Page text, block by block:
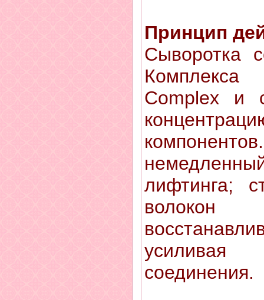
Принцип
Сыворотка
Complex и
лифтинга;
усиливая
соединения.